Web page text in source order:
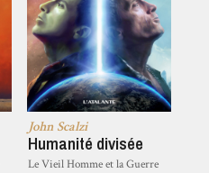
John Scalzi
Humanité divisée
Le Vieil Homme et la Guerre